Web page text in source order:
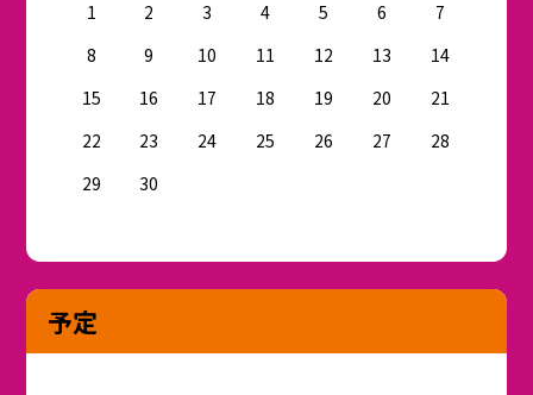
1 2 3 4 5 6
7
8
9 10 11 12 13
14
15
16 17 18 19 20
21
22
23 24 25 26 27
28
29
30
予定